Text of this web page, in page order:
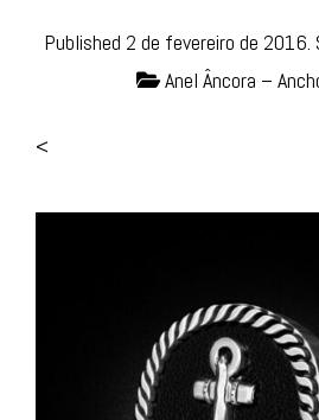
Published 2 de fevereiro de 2016.
Anel Âncora –
<